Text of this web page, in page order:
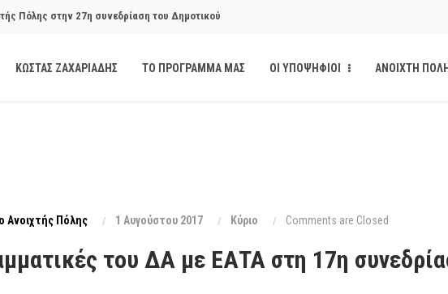
Πόλης στην 27η συνεδρίαση του Δημοτικού
Πόλης στην 29η συνεδρίαση του Δημοτικού
αιρετών μετά από την παρέμβαση της Ανοιχτής
διαφάνεια και δημοσιότητα το αίσθημα
ΚΩΣΤΑΣ ΖΑΧΑΡΙΑΔΗΣ ΤΟ ΠΡΟΓΡΑΜΜΑ ΜΑΣ ΟΙ ΥΠΟΨΗΦΙΟΙ ΑΝΟΙΧΤΗ
Ανοιχτής Πόλης 1 Αυγούστου 2017 Κύριο Comments are Closed
του ΔΑ με ΕΑΤΑ στη 17η